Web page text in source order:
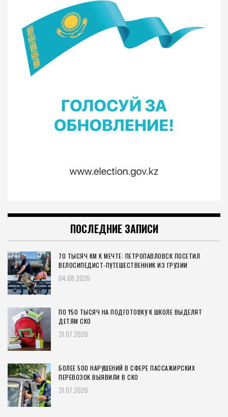
ПОСЛЕДНИЕ ЗАПИСИ
70 ТЫСЯЧ КМ К МЕЧТЕ: ПЕТРОПАВЛОВСК ПОСЕТИЛ
ВЕЛОСИПЕДИСТ-ПУТЕШЕСТВЕННИК ИЗ ГРУЗИИ
04.08.2026
ПО ₸50 ТЫСЯЧ НА ПОДГОТОВКУ К ШКОЛЕ ВЫДЕЛЯТ
ДЕТЯМ СКО
31.07.2026
БОЛЕЕ 500 НАРУШЕНИЙ В СФЕРЕ ПАССАЖИРСКИХ
ПЕРЕВОЗОК ВЫЯВИЛИ В СКО
31.07.2026